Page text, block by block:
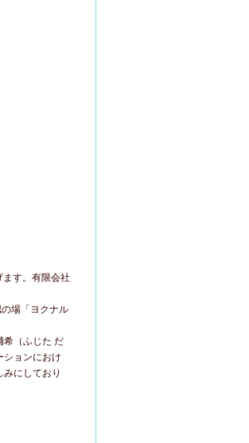
す。有限会社
場「ヨクナル
（ふじた だ
ションにおけ
にしており